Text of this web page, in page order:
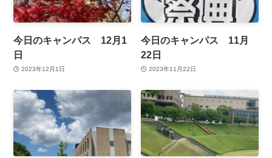
今日のキャンパス 12月1
日
2023年12月1日
今日のキャンパス 11月
22日
2023年11月22日